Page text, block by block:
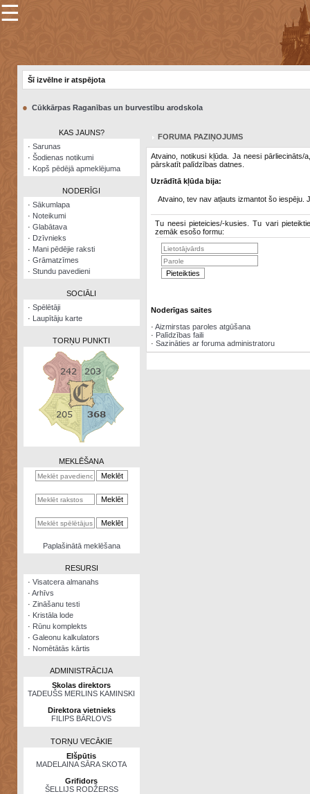
×
Šodienas
notikumi
Visatcera
almanahs
Arhīvs
Zināšanu
kalkulators
Nomētātās
☰
Šī izvēlne ir atspējota
● Cūkkārpas Raganības un burvestību arodskola
KAS JAUNS?
· Sarunas
· Šodienas notikumi
· Kopš pēdējā apmeklējuma
NODERĪGI
· Sākumlapa
· Noteikumi
· Glabātava
· Dzīvnieks
· Mani pēdējie raksti
· Grāmatzīmes
· Stundu pavedieni
SOCIĀLI
· Spēlētāji
· Laupītāju karte
TORŅU PUNKTI
MEKLĒŠANA
Paplašinātā meklēšana
RESURSI
· Visatcera almanahs
· Arhīvs
· Zināšanu testi
· Kristāla lode
· Rūnu komplekts
· Galeonu kalkulators
· Nomētātās kārtis
ADMINISTRĀCIJA
Skolas direktors
TADEUŠS MERLINS KAMINSKI
Direktora vietnieks
FILIPS BĀRLOVS
TORŅU VECĀKIE
Elšpūtis
MADELAINA SĀRA SKOTA
Grifidors
ŠELLIJS RODŽERSS
FORUMA PAZIŅOJUMS
Atvaino, notikusi kļūda. Ja neesi pārliecināts/
pārskatīt palīdzības datnes.
Uzrādītā kļūda bija:
Atvaino, tev nav atļauts izmantot šo iespēju.
Tu neesi pieteicies/-kusies. Tu vari
zemāk esošo formu:
Noderīgas saites
· Aizmirstas paroles atgūšana
· Palīdzības faili
· Sazināties ar foruma administratoru